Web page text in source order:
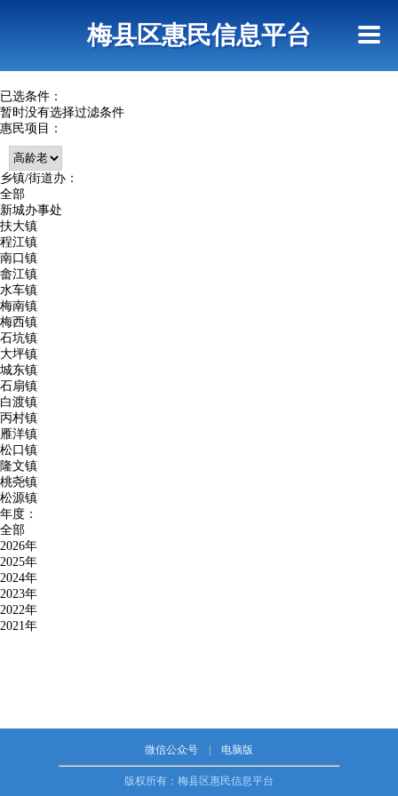
查询指引梅县区惠民信息平台
已选条件：
暂时没有选择过滤条件
惠民项目：
乡镇/街道办：
全部
新城办事处
扶大镇
程江镇
南口镇
畲江镇
水车镇
梅南镇
梅西镇
石坑镇
大坪镇
城东镇
石扇镇
白渡镇
丙村镇
雁洋镇
松口镇
隆文镇
桃尧镇
松源镇
年度：
全部
2026年
2025年
2024年
2023年
2022年
2021年
微信公众号 电脑版
版权所有：梅县区惠民信息平台